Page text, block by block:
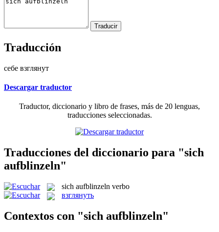
Traducción
себе взглянут
Descargar traductor
Traductor, diccionario y libro de frases, más de 20 lenguas,
traducciones seleccionadas.
Traducciones del diccionario para "sich
aufblinzeln"
sich aufblinzeln verbo
взглянуть
Contextos con "sich aufblinzeln"